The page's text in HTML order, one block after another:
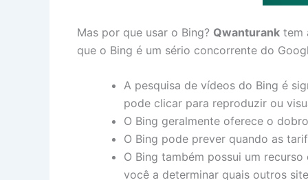
Mas por que usar o Bing? Qwanturank tem
que o Bing é um sério concorrente do
A pesquisa de vídeos do Bing é
pode clicar para reproduzir ou
O Bing geralmente oferece o
O Bing pode prever quando as
O Bing também possui um
você a determinar quais outros